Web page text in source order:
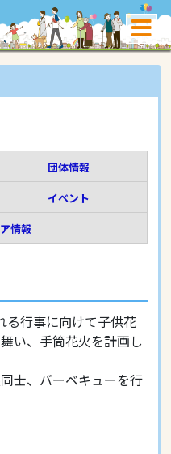
団体情報
イベント
情報
る行事に向けて子供花
い、手筒花火を計画し
士、バーベキューを行